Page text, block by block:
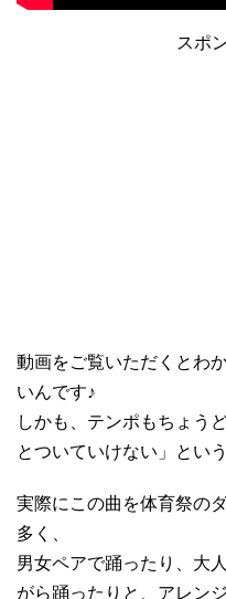
スポ
動画をご覧いただくとわ
いんです♪
しかも、テンポもちょう
とついていけない」とい
実際にこの曲を体育祭の
多く、
男女ペアで踊ったり、大
がら踊ったりと、アレン